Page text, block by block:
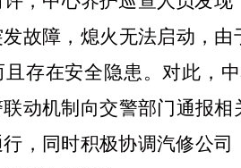
故障，熄火无法启动，
存在安全隐患。对此，
动机制向交警部门通报
，同时积极协调汽修公